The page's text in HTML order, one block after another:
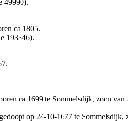
49990).
ca 1805.
193346).
ca 1699 te Sommelsdijk, zoon van
op 24-10-1677 te Sommelsdijk,